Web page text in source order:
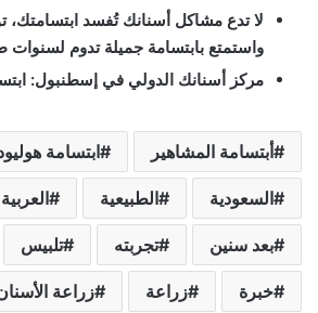
لا تدع مشاكل أسنانك تُفسد ابتسامتك،
واستمتع بابتسامة جميلة تدوم لسنوات
مركز أسنانك الدولي في إسطنبول:
أبتسامة المشاهير ابتسامة
السعودية الطبيعية العربية
بعد سنين تجربته تلبيس
خبرة زراعة زراعة